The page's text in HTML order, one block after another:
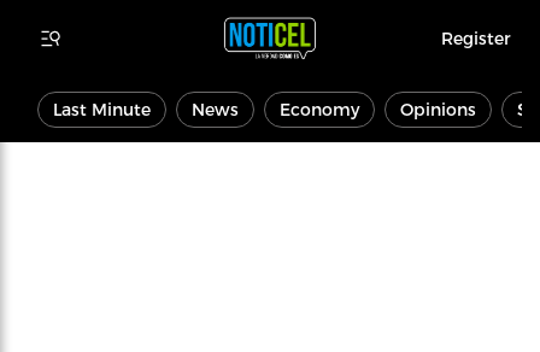
Register
Last Minute News Economy Opinions